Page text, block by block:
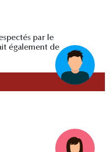
par le
également de